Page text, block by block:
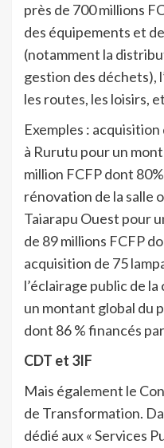
près de 700 millions
des équipements et
(notamment la
gestion des déchets),
les routes, les loisirs,
Exemples :
à Rurutu pour un
million FCFP dont
rénovation de la salle
Taiarapu Ouest pour
de 89 millions FCFP
acquisition de 75
l’éclairage public de
un montant global du
dont 86 % financés
CDT et 3IF
Mais également le
de Transformation.
dédié aux « Services